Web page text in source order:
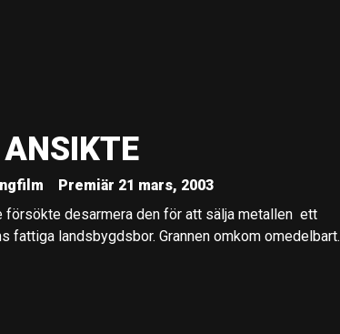
Premiär 21 mars, 2003
desarmera den för att sälja metallen  ett
fattiga landsbygdsbor. Grannen omkom omedelbart.